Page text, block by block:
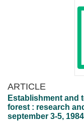
ARTICLE
Establishment and
forest : research
september 3-5,